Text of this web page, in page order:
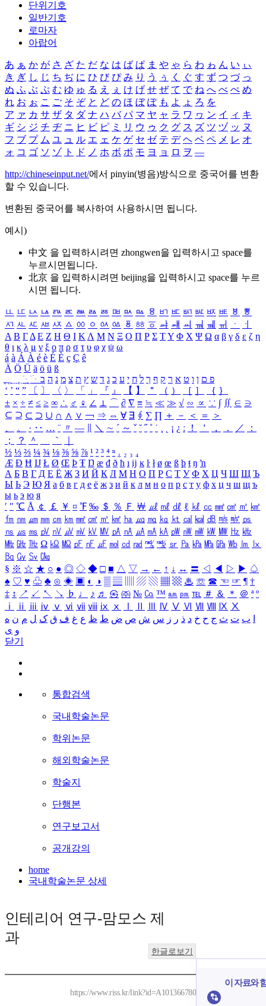
단위기호
일반기호
로마자
아랍어
あ ぁ か が さ ざ た だ な は ば ぱ ま や ゃ ら わ ゎ ん い ぃ
き ぎ し じ ち ぢ に ひ び ぴ み り う ぅ く ぐ す ず つ づ っ
ぬ ふ ぶ ぷ む ゆ ゅ る え ぇ け げ せ ぜ て で ね へ べ ぺ め
れ お ぉ こ ご そ ぞ と ど の ほ ぼ ぽ も よ ょ ろ を
ア ァ カ サ ザ タ ダ ナ ハ バ パ マ ヤ ャ ラ ワ ヮ ン イ ィ キ
ギ シ ジ チ ヂ ニ ヒ ビ ピ ミ リ ウ ゥ ク グ ス ズ ツ ヅ ッ ヌ
フ ブ プ ム ユ ュ ル エ ェ ケ ゲ セ ゼ テ デ ヘ ベ ペ メ レ オ
ォ コ ゴ ソ ゾ ト ド ノ ホ ボ ポ モ ヨ ョ ロ ヲ ―
http://chineseinput.net/에서 pinyin(병음)방식으로 중국어를 변환
할 수 있습니다.
변환된 중국어를 복사하여 사용하시면 됩니다.
예시)
中文 을 입력하시려면 zhongwen을 입력하시고 space를
누르시면됩니다.
北京 을 입력하시려면 beijing을 입력하시고 space를 누르
시면 됩니다.
ㅥ ㅦ ㅧ ㅨ ㅩ ㅪ ㅫ ㅬ ㅭ ㅮ ㅯ ㅰ ㅱ ㅲ ㅳ ㅴ ㅵ ㅶ ㅷ ㅸ
ㅹ
ㅺ ㅻ ㅼ ㅽ ㅾ ㅿ ㆀ ㆁ ㆂ ㆃ ㆄ ㆅ ㆆ ㆇ ㆈ ㆉ ㆊ ㆋ ㆌ ㆍ
ㆎ
Α Β ΓΔ Ε Ζ Η Θ Ι ΚΛ Μ Ν Ξ Ο Π Ρ Σ ΤΥ Φ Χ Ψ Ω α β γ δ ε ζ η
θ ι κ λ μ ν ξ ο π ρ σ τ υ φ χ ψ ω
á à Á À é è É È ç Ç ê
Ä Ö Ü ä ö ü ß
ִֶֹ ֻּ ׁׂ פ ם ן ו ט א ר ק ף ך ל ח י ע כ ג ד ש ץ ת צ מ נ ה ב
‘ ’ “ ” 〔 〕 〈 〉 「 」 『 』 【 】 ＂ （ ） ［ ］ ｛ ｝
± × ÷ ≠ ≤ ≥ ∞ ∴ ♂ ♀ ∠ ⊥ ⌒ ∂ ∇ ≡ ≒ ≪ ≫ √ ∽ ∝ ∵ ∫ ∬ ∈ ∋
⊆ ⊇ ⊂ ⊃ ∪ ∩ ∧ ∨ ￢ ⇒ ⇔ ∀ ∃ ∮ ∑ ∏ ＋ － ＜ ＝
＞
、
。 · ‥ … ¨ 〃 ― ＼ ∼ ´ ～ ˇ ˘ ˝ ˚ ˙ ¸ ¡ ¿ ː ！ ＇ ， ． ／
：
；
？ ＾ ｀
½ ⅓ ⅔ ¼ ¾ ⅛ ⅜ ⅝ ⅞ ¹ ² ³ ⁴ ⁿ ₁ ₂ ₃ ₄
Æ Ð Ħ Ĳ Ł Ø Œ Þ Ŧ Ŋ æ đ ð ħ ı ĳ ĸ ŀ ł ø œ ß þ ŧ ŋ ŉ
А Б В Г Д Е Ё Ж З И Й К Л М Н О П Р С Т У Ф Х Ц Ч Ш Щ Ъ
Ы Ь Э Ю Я а б в г д е ё ж з и й к л м н о п р с т у ф х ц ч ш щ ъ
ы ь э ю я
′ ″ ℃ Å ￠ ￡ ￥ ¤ ℉ ‰ ＄ ％ Ｆ ￦ ㎕ ㎖ ㎗ ℓ ㎘ ㏄ ㎣ ㎤ ㎥ ㎦
㎙ ㎚ ㎛ ㎜ ㎝ ㎞ ㎟ ㎠ ㎡ ㎢ ㏊ ㎍ ㎎ ㎏ ㏏ ㎈ ㎉ ㏈ ㎧ ㎨ ㎰
㎱ ㎲ ㎳ ㎴ ㎵ ㎶ ㎷ ㎸ ㎹ ㎀ ㎁ ㎂ ㎃ ㎄ ㎺ ㎻ ㎽ ㎾ ㎿ ㎐ ㎑
㎒ ㎓ ㎔ Ω ㏀ ㏁ ㎊ ㎋ ㎌ ㏖ ㏅ ㎭ ㎮ ㎯ ㏛ ㎩ ㎪ ㎫ ㎬ ㏝ ㏐
㏓
㏃ ㏉ ㏜ ㏆
§ ※ ☆ ★ ○ ● ◎ ◇ ◆ □ ■ △ ▽ → ← ↑ ↓ ↔ 〓 ◁ ◀ ▷ ▶ ♤
♠ ♡ ♥ ♧ ♣ ⊙ ◈ ▣ ◐ ◑ ▒ ▤ ▨ ▧ ▦ ▩ ♨ ☏ ☎ ☜ ☞ ¶ †
‡ ↕ ↗ ↙ ↖ ↘ ♭ ♩ ♪ ♬ ㉿ ㈜ № ㏇ ™ ㏂ ㏘ ℡ ＃ ＆ ＊ ＠ ª º
ⅰ
ⅱ ⅲ ⅳ ⅴ ⅵ ⅶ ⅷ ⅸ ⅹ Ⅳ Ⅴ Ⅵ Ⅶ Ⅷ Ⅸ Ⅹ
ب ت ث ج ح خ د ذ ر ز س ش ص ض ط ظ ع غ ف ق ک ل م ن ه
و ی
닫기
통합검색
국내학술논문
학위논문
해외학술논문
학술지
단행본
연구보고서
공개강의
home
국내학술논문 상세
인테리어 연구-맘모스 제
과
한글로보기
https://www.riss.kr/link?id=A101366780
이 자료와